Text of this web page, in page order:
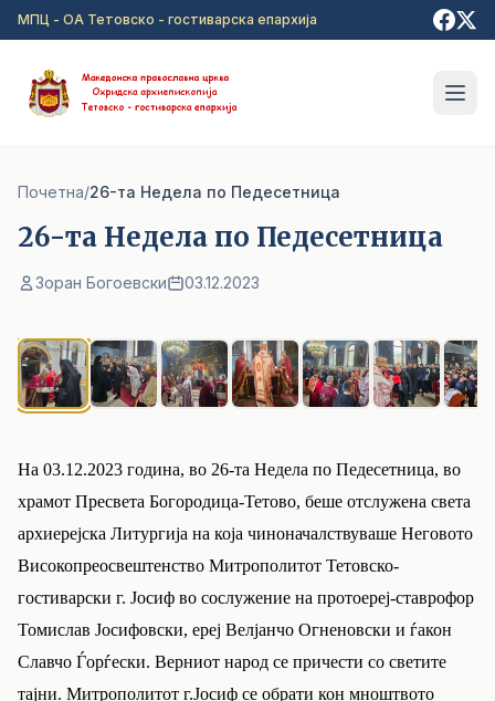
Прејди на главна содржина
МПЦ - ОА Тетовско - гостиварска епархија
Почетна/26-та Недела по Педесетница
26-та Недела по Педесетница
Зоран Богоевски 03.12.2023
На 03.12.2023 година, во 26-та Недела по Педесетница, во
храмот Пресвета Богородица-Тетово, беше отслужена света
архиерејска Литургија на која чиноначалствуваше Неговото
Високопреосвештенство Митрополитот Тетовско-
гостиварски г. Јосиф во сослужение на протоереј-ставрофор
Томислав Јосифовски, ереј Велјанчо Огненовски и ѓакон
Славчо Ѓорѓески. Верниот народ се причести со светите
тајни. Митрополитот г.Јосиф се обрати кон мноштвото